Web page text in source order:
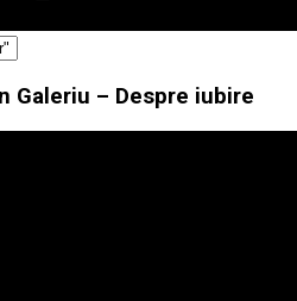
Galeriu – Despre iubire